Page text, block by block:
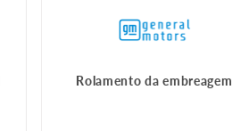
Rolamento da embreagem